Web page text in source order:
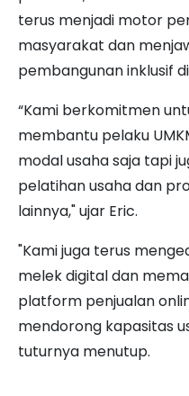
terus menjadi motor
masyarakat dan
pembangunan inklusif
“Kami berkomitmen
membantu pelaku
modal usaha saja tapi
pelatihan usaha dan
lainnya," ujar Eric.
"Kami juga terus
melek digital dan
platform penjualan
mendorong kapasitas
tuturnya menutup.